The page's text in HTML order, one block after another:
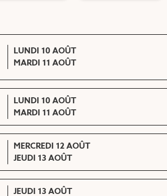
LUNDI 10 AOÛT
MARDI 11 AOÛT
LUNDI 10 AOÛT
MARDI 11 AOÛT
MERCREDI 12 AOÛT
JEUDI 13 AOÛT
JEUDI 13 AOÛT